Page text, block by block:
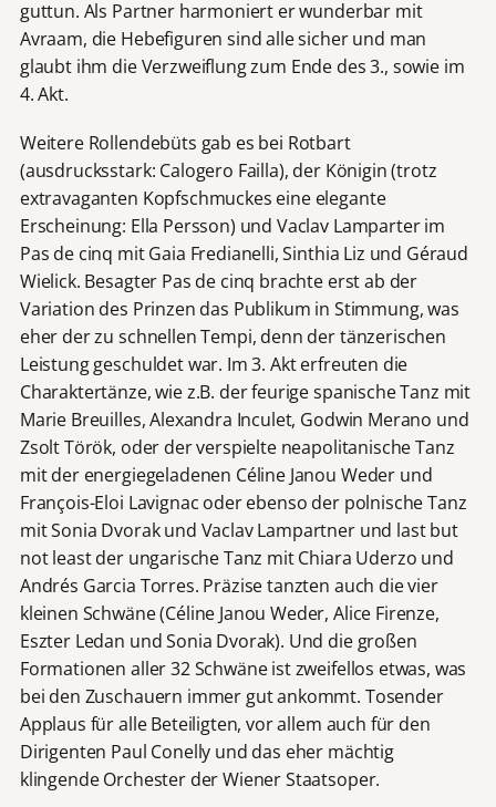
guttun. Als Partner harmoniert er wunderbar mit
Avraam, die Hebefiguren sind alle sicher und man
glaubt ihm die Verzweiflung zum Ende des 3., sowie im
4. Akt.
Weitere Rollendebüts gab es bei Rotbart
(ausdrucksstark: Calogero Failla), der Königin (trotz
extravaganten Kopfschmuckes eine elegante
Erscheinung: Ella Persson) und Vaclav Lamparter im
Pas de cinq mit Gaia Fredianelli, Sinthia Liz und Géraud
Wielick. Besagter Pas de cinq brachte erst ab der
Variation des Prinzen das Publikum in Stimmung, was
eher der zu schnellen Tempi, denn der tänzerischen
Leistung geschuldet war. Im 3. Akt erfreuten die
Charaktertänze, wie z.B. der feurige spanische Tanz mit
Marie Breuilles, Alexandra Inculet, Godwin Merano und
Zsolt Török, oder der verspielte neapolitanische Tanz
mit der energiegeladenen Céline Janou Weder und
François-Eloi Lavignac oder ebenso der polnische Tanz
mit Sonia Dvorak und Vaclav Lampartner und last but
not least der ungarische Tanz mit Chiara Uderzo und
Andrés Garcia Torres. Präzise tanzten auch die vier
kleinen Schwäne (Céline Janou Weder, Alice Firenze,
Eszter Ledan und Sonia Dvorak). Und die großen
Formationen aller 32 Schwäne ist zweifellos etwas, was
bei den Zuschauern immer gut ankommt. Tosender
Applaus für alle Beteiligten, vor allem auch für den
Dirigenten Paul Conelly und das eher mächtig
klingende Orchester der Wiener Staatsoper.